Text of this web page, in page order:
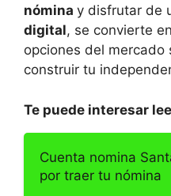
nómina y disfrutar de
digital, se convierte
opciones del mercado
construir tu
Te puede interesar
Cuenta nomina
por traer tu nómina